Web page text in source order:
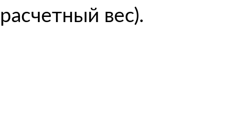
расчетный вес).